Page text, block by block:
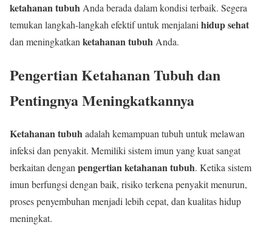
ketahanan tubuh Anda berada dalam kondisi terbaik. Segera
temukan langkah-langkah efektif untuk menjalani hidup sehat
dan meningkatkan ketahanan tubuh Anda.
Pengertian Ketahanan Tubuh dan
Pentingnya Meningkatkannya
Ketahanan tubuhadalah kemampuan tubuh untuk melawan
infeksi dan penyakit. Memiliki sistem imun yang kuat sangat
berkaitan dengan pengertian ketahanan tubuh. Ketika sistem
imun berfungsi dengan baik, risiko terkena penyakit menurun,
proses penyembuhan menjadi lebih cepat, dan kualitas hidup
meningkat.